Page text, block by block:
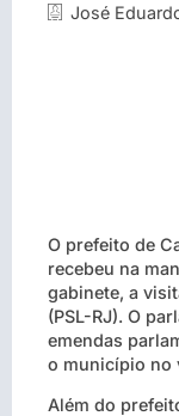
José
O prefeito de
recebeu na
gabinete, a
(PSL-RJ). O
emendas
o município no
Além do